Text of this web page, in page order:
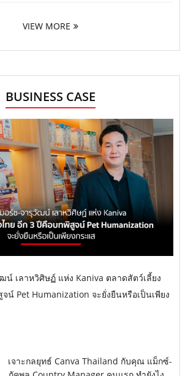
VIEW MORE
BUSINESS CASE
น์ เลาหวิศิษฏ์ แห่ง Kaniva ตลาดสัตว์เลี้ยง
น์ Pet Humanization จะยั่งยืนหรือเป็นเพียง
เจาะกลยุทธ์ Canva Thailand กับคุณ แม็กซ์-